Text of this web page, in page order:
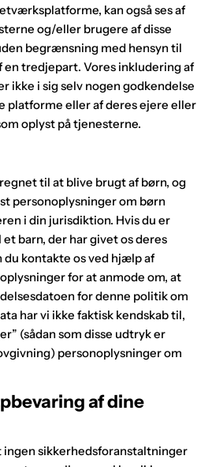
kan også ses af
og/eller brugere af disse
begrænsning med hensyn til
en tredjepart. Vores inkludering af
ikke i sig selv nogen godkendelse
platforme eller af deres ejere eller
oplyst på tjenesterne.
til at blive brugt af børn, og
personoplysninger om børn
i din jurisdiktion. Hvis du er
barn, der har givet os deres
du kontakte os ved hjælp af
for at anmode om, at
for denne politik om
har vi ikke faktisk kendskab til,
(sådan som disse udtryk er
personoplysninger om
af dine
sikkerhedsforanstaltninger